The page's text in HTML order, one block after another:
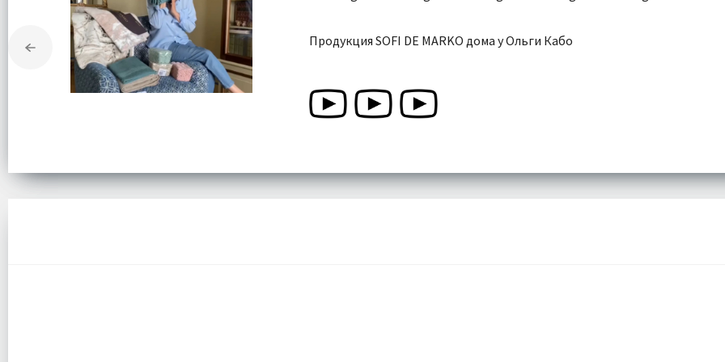
Продукция SOFI DE MARKO дома у Ольги Кабо